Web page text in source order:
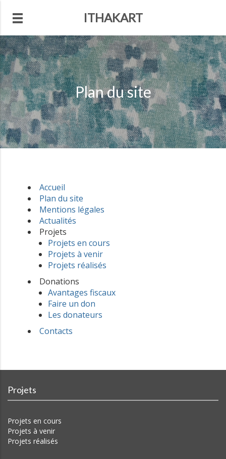
ITHAKART
Plan du site
Accueil
Plan du site
Mentions légales
Actualités
Projets
Projets en cours
Projets à venir
Projets réalisés
Donations
Avantages fiscaux
Faire un don
Les donateurs
Contacts
Projets
Projets en cours
Projets à venir
Projets réalisés